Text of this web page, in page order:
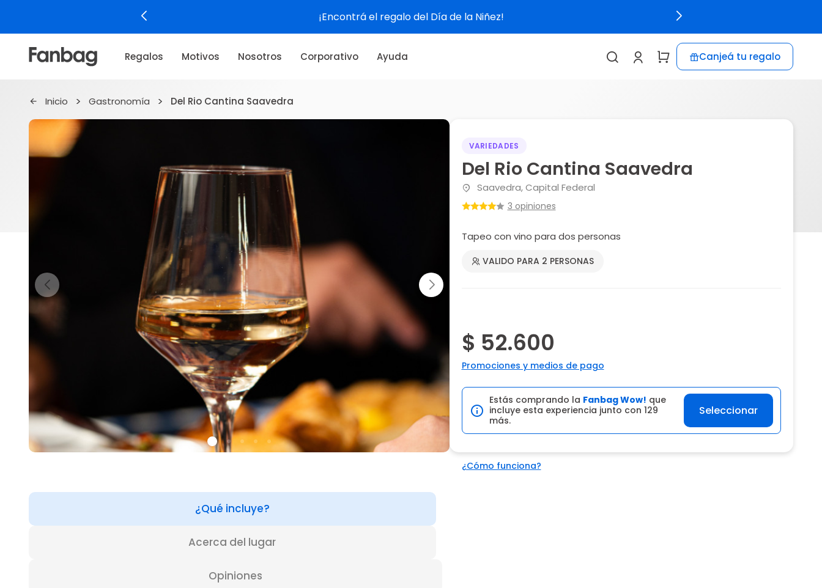
¡Encontrá el regalo del Día de la Niñez!
Regalos Motivos Nosotros Corporativo Ayuda Canjeá tu regalo
Inicio Gastronomía Del Rio Cantina Saavedra
VARIEDADES
Del Rio Cantina Saavedra
Saavedra, Capital Federal
3 opiniones
Tapeo con vino para dos personas
VALIDO PARA 2 PERSONAS
$ 52.600
Promociones y medios de pago
Estás comprando la Fanbag Wow! que
incluye esta experiencia junto con 129
más.
Seleccionar
¿Cómo funciona?
¿Qué incluye?
Acerca del lugar
Opiniones